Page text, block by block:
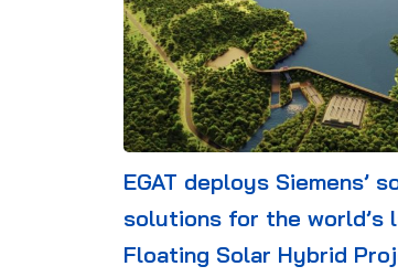
EGAT deploys Siemens’
solutions for the world’s
Floating Solar Hybrid